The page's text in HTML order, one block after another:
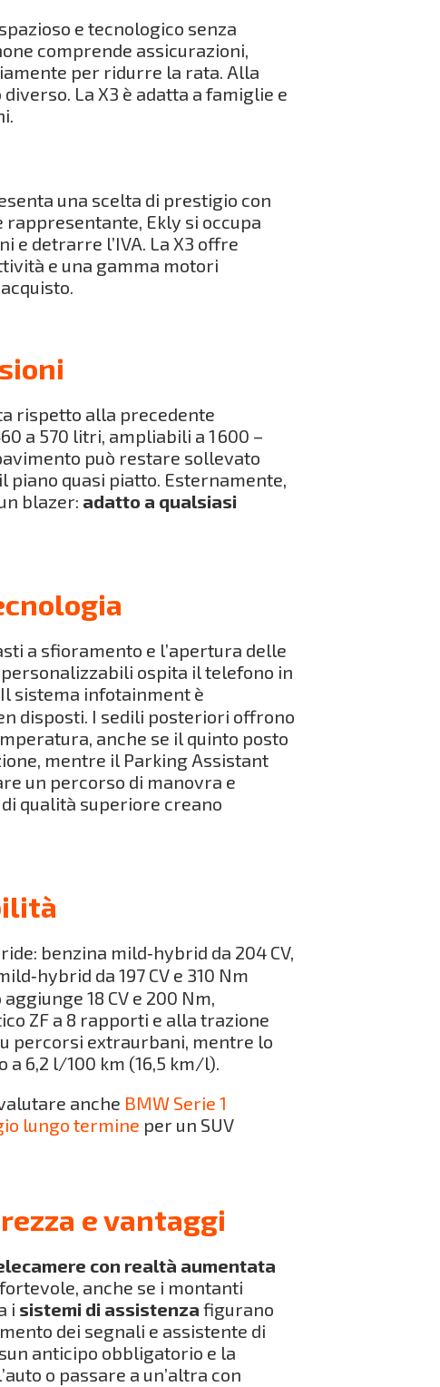
e tecnologico senza
comprende assicurazioni,
per ridurre la rata. Alla
La X3 è adatta a famiglie e
una scelta di prestigio con
Ekly si occupa
detrarre l’IVA. La X3 offre
e una gamma motori
rispetto alla precedente
a 570 litri, ampliabili a 1 600 –
può restare sollevato
piano quasi piatto. Esternamente,
blazer: adatto a qualsiasi
a sfioramento e l’apertura delle
ospita il telefono in
sistema infotainment è
disposti. I sedili posteriori offrono
anche se il quinto posto
mentre il Parking Assistant
un percorso di manovra e
qualità superiore creano
benzina mild‑hybrid da 204 CV,
da 197 CV e 310 Nm
18 CV e 200 Nm,
ZF a 8 rapporti e alla trazione
percorsi extraurbani, mentre lo
6,2 l/100 km (16,5 km/l).
anche BMW Serie 1
lungo termine per un SUV
e vantaggi
con realtà aumentata
anche se i montanti
i sistemi di assistenza figurano
dei segnali e assistente di
anticipo obbligatorio e la
o passare a un’altra con